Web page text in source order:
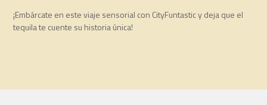
¡Embárcate en este viaje sensorial con CityFuntastic y deja que el
tequila te cuente su historia única!